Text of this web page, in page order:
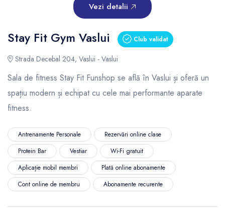
Vezi detalii
Stay Fit Gym Vaslui Club validat
Strada Decebal 204, Vaslui - Vaslui
Sala de fitness Stay Fit Funshop se află în Vaslui și oferă un
spațiu modern și echipat cu cele mai performante aparate
fitness.
Antrenamente Personale
Rezervări online clase
Protein Bar
Vestiar
Wi-Fi gratuit
Aplicație mobil membri
Plată online abonamente
Cont online de membru
Abonamente recurente